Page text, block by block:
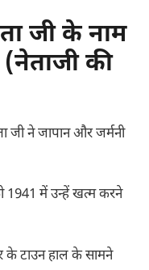
जी के नाम
की
जी ने जापान और जर्मनी
1941 में उन्हें खत्म करने
के टाउन हाल के सामने